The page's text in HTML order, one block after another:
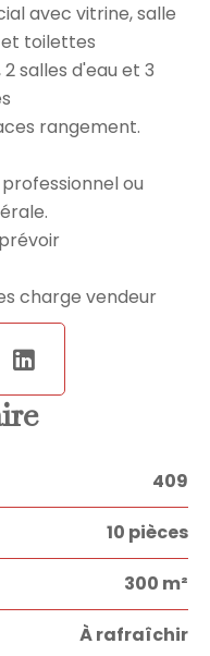
avec vitrine, salle
et toilettes
salles d'eau et 3
rangement.
ou
charge vendeur
409
10 pièces
300 m²
À rafraîchir